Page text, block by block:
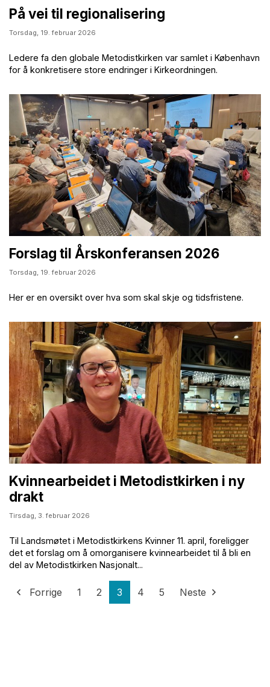
På vei til regionalisering
Torsdag, 19. februar 2026
Ledere fa den globale Metodistkirken var samlet i København
for å konkretisere store endringer i Kirkeordningen.
Forslag til Årskonferansen 2026
Torsdag, 19. februar 2026
Her er en oversikt over hva som skal skje og tidsfristene.
Kvinnearbeidet i Metodistkirken i ny
drakt
Tirsdag, 3. februar 2026
Til Landsmøtet i Metodistkirkens Kvinner 11. april, foreligger
det et forslag om å omorganisere kvinnearbeidet til å bli en
del av Metodistkirken Nasjonalt...
Forrige 1 2 3 4 5 Neste